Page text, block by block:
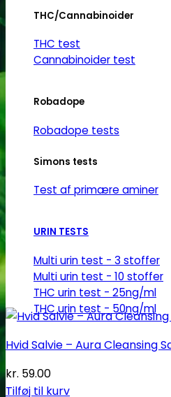
THC/Cannabinoider
THC test
Cannabinoider test
Robadope
Robadope tests
Simons tests
Test af primære aminer
URIN TESTS
Multi urin test - 3 stoffer
Multi urin test - 10 stoffer
THC urin test - 25ng/ml
THC urin test - 50ng/ml
Hvid Salvie – Aura Cleansing
kr. 59.00
Tilføj til kurv